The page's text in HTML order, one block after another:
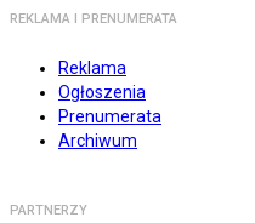
REKLAMA I PRENUMERATA
Reklama
Ogłoszenia
Prenumerata
Archiwum
PARTNERZY